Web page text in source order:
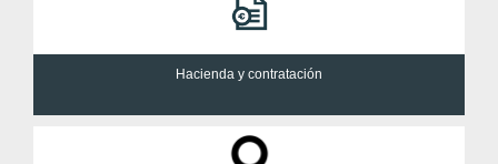
Hacienda y contratación